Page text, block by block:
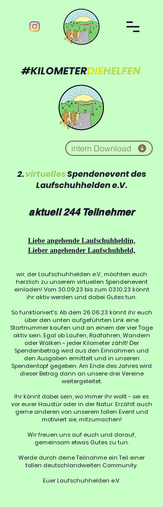
#KILOMETERDIEHELFEN
intern Download
2.virtuellesSpendenevent des
Laufschuhhelden e.V.
aktuell 244 Teilnehmer
Liebe angehende Laufschuhheldin,
Lieber angehender Laufschuhheld,
wir, der Laufschuhhelden e.V., möchten euch
herzlich zu unserem virtuellen Spendenevent
einladen! Vom 30.09.23 bis zum 03.10.23 könnt
ihr aktiv werden und dabei Gutes tun.
So funktioniert's: Ab dem 26.06.23 könnt ihr euch
über den unten aufgeführten Link eine
Startnummer kaufen und an einem der vier Tage
aktiv sein. Egal ob Laufen, Radfahren, Wandern
oder Walken - jeder Kilometer zählt! Der
Spendenbetrag wird aus den Einnahmen und
den Ausgaben ermittelt und in unseren
Spendentopf gegeben. Am Ende des Jahres wird
dieser Betrag dann an unsere drei Vereine
weitergeleitet.
Ihr könnt dabei sein, wo immer ihr wollt - sei es
vor eurer Haustür oder in der Natur. Erzählt auch
gerne anderen von unserem tollen Event und
motiviert sie, mitzumachen!
Wir freuen uns auf euch und darauf,
gemeinsam etwas Gutes zu tun.
Werde durch deine Teilnahme ein Teil einer
tollen deutschlandweiten Community.
Euer Laufschuhhelden e.V.